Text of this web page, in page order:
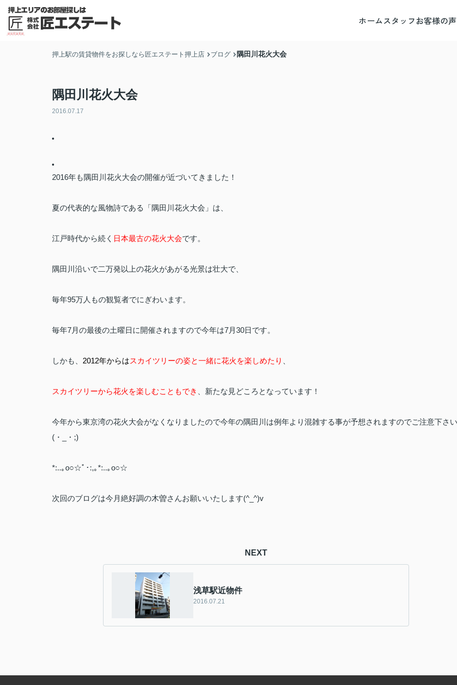
ホームスタッフお客様の声
押上駅の賃貸物件をお探しなら匠エステート押上店 ブログ 隅田川花火大会
隅田川花火大会
2016.07.17
2016年も隅田川花火大会の開催が近づいてきました！
夏の代表的な風物詩である「隅田川花火大会」は、
江戸時代から続く 日本最古の花火大会です。
隅田川沿いで二万発以上の花火があがる光景は壮大で、
毎年95万人もの観覧者でにぎわいます。
毎年7月の最後の土曜日に開催されますので今年は7月30日です。
しかも、 2012年からはスカイツリーの姿と一緒に花火を楽しめたり
スカイツリーから花火を楽しむこともでき 、新たな見どころとなっています！
今年から東京湾の花火大会がなくなりましたので今年の隅田川は例年より混雑する事が予想されますのでご注意下さい
(・_・;)
*:..｡o○☆ﾟ･:,｡*:..｡o○☆
次回のブログは今月絶好調の木曽さんお願いいたします(^_^)v
NEXT
浅草駅近物件
2016.07.21